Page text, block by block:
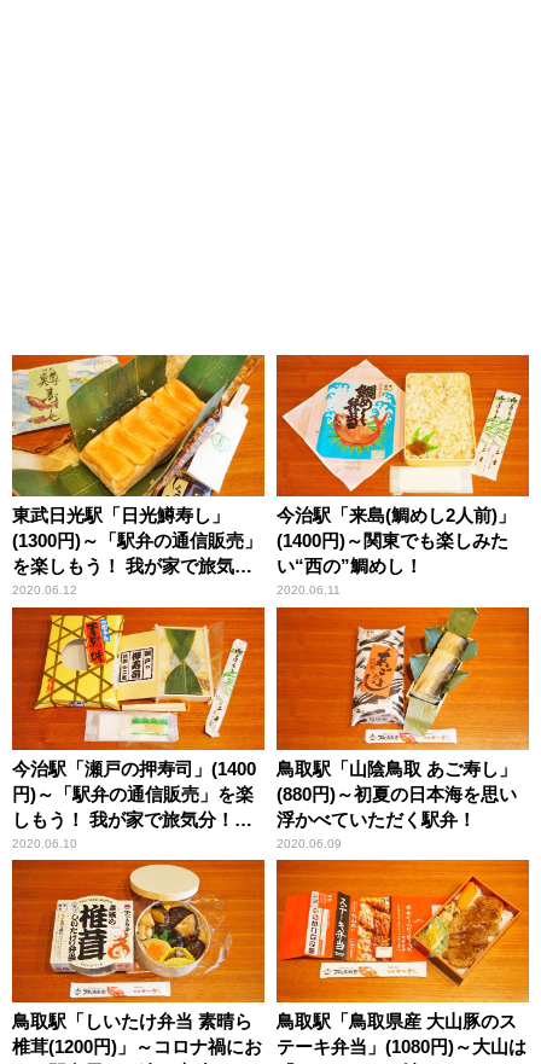
東武日光駅「日光鱒寿し」
(1300円)～「駅弁の通信販売」
を楽しもう！ 我が家で旅気
分！(Vol.12日光鱒鮨本舗編)
2020.06.12
今治駅「来島(鯛めし2人前)」
(1400円)～関東でも楽しみた
い“西の”鯛めし！
2020.06.11
今治駅「瀬戸の押寿司」(1400
円)～「駅弁の通信販売」を楽
しもう！ 我が家で旅気分！
(vol.11二葉編)
2020.06.10
鳥取駅「山陰鳥取 あご寿し」
(880円)～初夏の日本海を思い
浮かべていただく駅弁！
2020.06.09
鳥取駅「しいたけ弁当 素晴ら
椎茸(1200円)」～コロナ禍にお
鳥取駅「鳥取県産 大山豚のス
テーキ弁当」(1080円)～大山は